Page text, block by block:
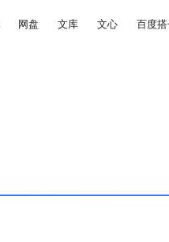
网盘 文库 文心 百度